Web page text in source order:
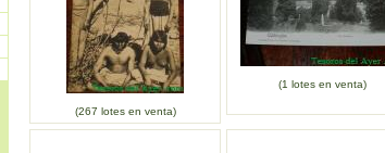
(267 lotes en venta)
(1 lotes en venta)